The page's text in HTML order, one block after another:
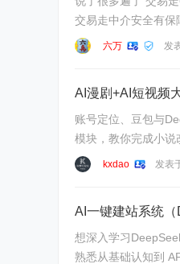
六万 发
AI漫剧+AI短视频
账号定位、豆包与
模块，教你完成小说
kxdao 发表
AI一键建站系统（
想深入学习
熟悉从基础认知到